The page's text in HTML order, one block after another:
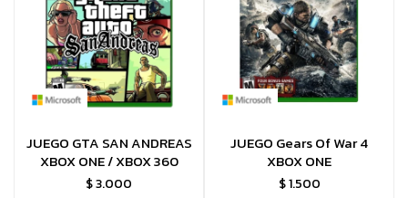
JUEGO GTA SAN ANDREAS
XBOX ONE / XBOX 360
$3.000
JUEGO Gears Of War 4
XBOX ONE
$1.500